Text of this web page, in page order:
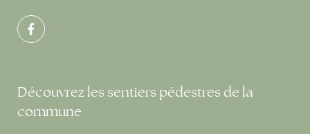
Découvrez les sentiers pédestres de la
commune